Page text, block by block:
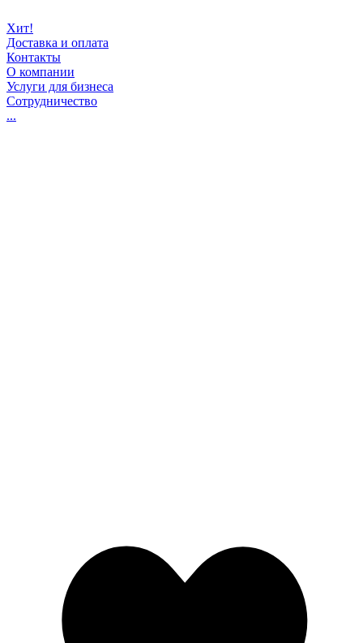
Хит!
Доставка и оплата
Контакты
О компании
Услуги для бизнеса
Сотрудничество
...